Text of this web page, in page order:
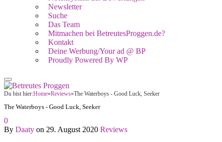
Newsletter
Suche
Das Team
Mitmachen bei BetreutesProggen.de?
Kontakt
Deine Werbung/Your ad @ BP
Proudly Powered By WP
Du bist hier:Home»Reviews»The Waterboys - Good Luck, Seeker
The Waterboys - Good Luck, Seeker
0
By Daaty on 29. August 2020 Reviews